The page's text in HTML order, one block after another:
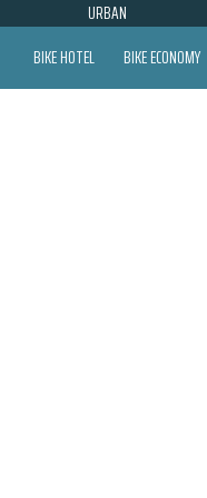
URBAN
BIKE HOTEL BIKE ECONOMY